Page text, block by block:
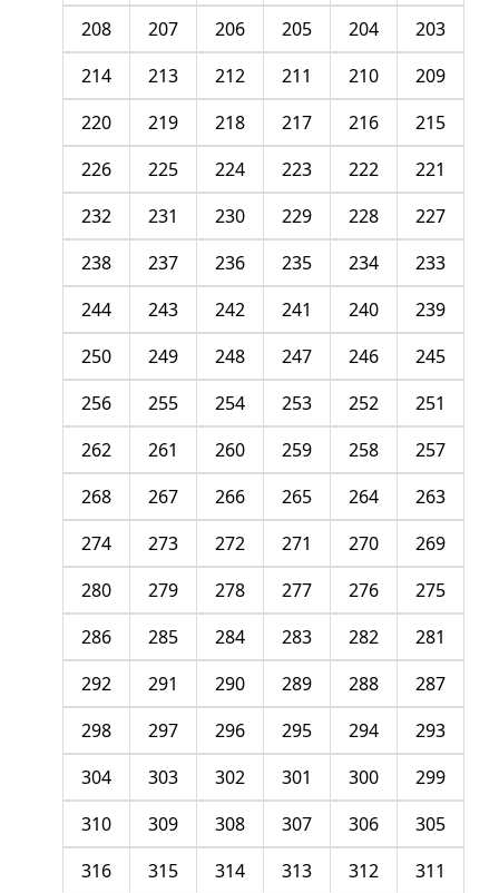
203
204
205
206
207
208
209
210
211
212
213
214
215
216
217
218
219
220
221
222
223
224
225
226
227
228
229
230
231
232
233
234
235
236
237
238
239
240
241
242
243
244
245
246
247
248
249
250
251
252
253
254
255
256
257
258
259
260
261
262
263
264
265
266
267
268
269
270
271
272
273
274
275
276
277
278
279
280
281
282
283
284
285
286
287
288
289
290
291
292
293
294
295
296
297
298
299
300
301
302
303
304
305
306
307
308
309
310
311
312
313
314
315
316